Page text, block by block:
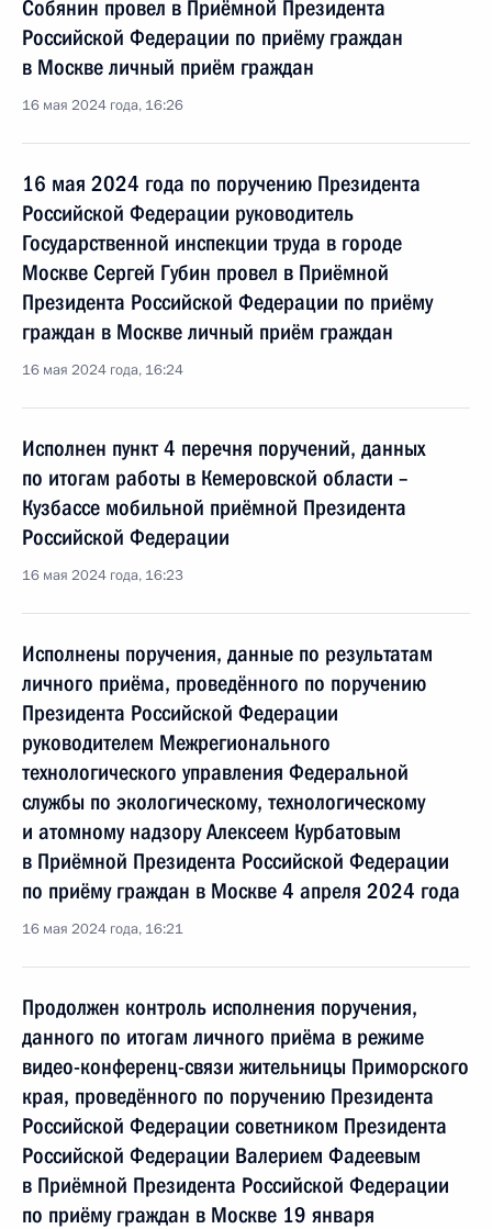
Собянин провел в Приёмной Президента
Российской Федерации по приёму граждан
в Москве личный приём граждан
16 мая 2024 года, 16:26
16 мая 2024 года по поручению Президента
Российской Федерации руководитель
Государственной инспекции труда в городе
Москве Сергей Губин провел в Приёмной
Президента Российской Федерации по приёму
граждан в Москве личный приём граждан
16 мая 2024 года, 16:24
Исполнен пункт 4 перечня поручений, данных
по итогам работы в Кемеровской области –
Кузбассе мобильной приёмной Президента
Российской Федерации
16 мая 2024 года, 16:23
Исполнены поручения, данные по результатам
личного приёма, проведённого по поручению
Президента Российской Федерации
руководителем Межрегионального
технологического управления Федеральной
службы по экологическому, технологическому
и атомному надзору Алексеем Курбатовым
в Приёмной Президента Российской Федерации
по приёму граждан в Москве 4 апреля 2024 года
16 мая 2024 года, 16:21
Продолжен контроль исполнения поручения,
данного по итогам личного приёма в режиме
видео-конференц-связи жительницы Приморского
края, проведённого по поручению Президента
Российской Федерации советником Президента
Российской Федерации Валерием Фадеевым
в Приёмной Президента Российской Федерации
по приёму граждан в Москве 19 января